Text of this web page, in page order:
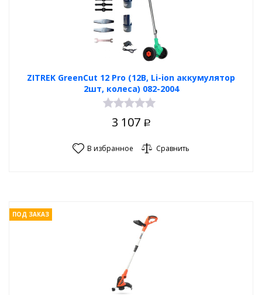
ZITREK GreenCut 12 Pro (12В, Li-ion аккумулятор
2шт, колеса) 082-2004
3 107 Р
В избранное Сравнить
ПОД ЗАКАЗ